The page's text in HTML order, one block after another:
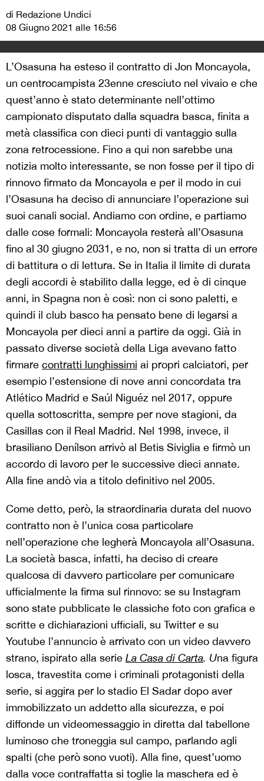
di Redazione Undici
08 Giugno 2021 alle 16:56
L’Osasuna ha esteso il contratto di Jon Moncayola,
un centrocampista 23enne cresciuto nel vivaio e che
quest’anno è stato determinante nell’ottimo
campionato disputato dalla squadra basca, finita a
metà classifica con dieci punti di vantaggio sulla
zona retrocessione. Fino a qui non sarebbe una
notizia molto interessante, se non fosse per il tipo di
rinnovo firmato da Moncayola e per il modo in cui
l’Osasuna ha deciso di annunciare l’operazione sui
suoi canali social. Andiamo con ordine, e partiamo
dalle cose formali: Moncayola resterà all’Osasuna
fino al 30 giugno 2031, e no, non si tratta di un errore
di battitura o di lettura. Se in Italia il limite di durata
degli accordi è stabilito dalla legge, ed è di cinque
anni, in Spagna non è così: non ci sono paletti, e
quindi il club basco ha pensato bene di legarsi a
Moncayola per dieci anni a partire da oggi. Già in
passato diverse società della Liga avevano fatto
firmare contratti lunghissimi ai propri calciatori, per
esempio l’estensione di nove anni concordata tra
Atlético Madrid e Saúl Niguéz nel 2017, oppure
quella sottoscritta, sempre per nove stagioni, da
Casillas con il Real Madrid. Nel 1998, invece, il
brasiliano Denílson arrivò al Betis Siviglia e firmò un
accordo di lavoro per le successive dieci annate.
Alla fine andò via a titolo definitivo nel 2005.
Come detto, però, la straordinaria durata del nuovo
contratto non è l’unica cosa particolare
nell’operazione che legherà Moncayola all’Osasuna.
La società basca, infatti, ha deciso di creare
qualcosa di davvero particolare per comunicare
ufficialmente la firma sul rinnovo: se su Instagram
sono state pubblicate le classiche foto con grafica e
scritte e dichiarazioni ufficiali, su Twitter e su
Youtube l’annuncio è arrivato con un video davvero
strano, ispirato alla serie La Casa di Carta. Una figura
losca, travestita come i criminali protagonisti della
serie, si aggira per lo stadio El Sadar dopo aver
immobilizzato un addetto alla sicurezza, e poi
diffonde un videomessaggio in diretta dal tabellone
luminoso che troneggia sul campo, parlando agli
spalti (che però sono vuoti). Alla fine, quest’uomo
dalla voce contraffatta si toglie la maschera ed è